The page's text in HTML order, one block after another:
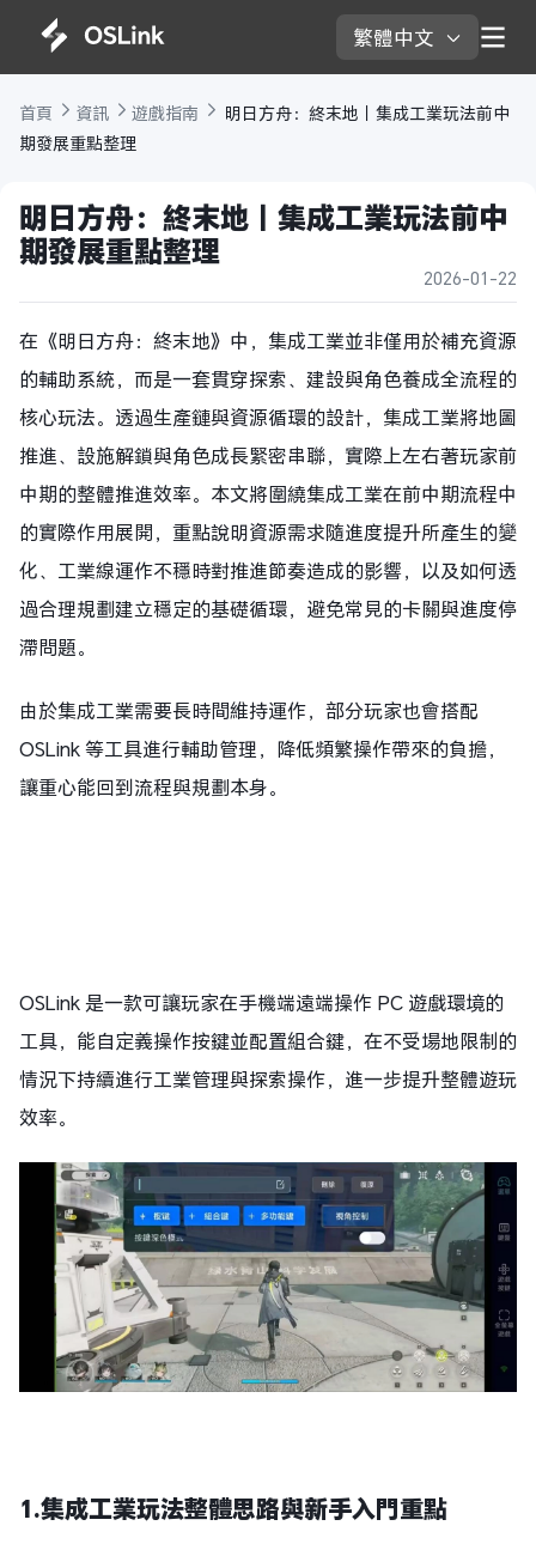
繁體中文
首頁 資訊 遊戲指南
明日方舟：終末地｜集成工業玩法前中
期發展重點整理
明日方舟：終末地｜集成工業玩法前中
期發展重點整理
2026-01-22
在《明日方舟：終末地》中，集成工業並非僅用於補充資源
的輔助系統，而是一套貫穿探索、建設與角色養成全流程的
核心玩法。透過生產鏈與資源循環的設計，集成工業將地圖
推進、設施解鎖與角色成長緊密串聯，實際上左右著玩家前
中期的整體推進效率。本文將圍繞集成工業在前中期流程中
的實際作用展開，重點說明資源需求隨進度提升所產生的變
化、工業線運作不穩時對推進節奏造成的影響，以及如何透
過合理規劃建立穩定的基礎循環，避免常見的卡關與進度停
滯問題。
由於集成工業需要長時間維持運作，部分玩家也會搭配
OSLink 等工具進行輔助管理，降低頻繁操作帶來的負擔，
讓重心能回到流程與規劃本身。
OSLink 是一款可讓玩家在手機端遠端操作 PC 遊戲環境的
工具，能自定義操作按鍵並配置組合鍵，在不受場地限制的
情況下持續進行工業管理與探索操作，進一步提升整體遊玩
效率。
1.集成工業玩法整體思路與新手入門重點